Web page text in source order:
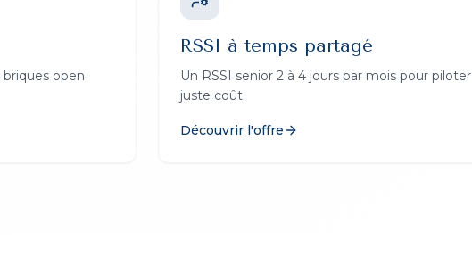
open
RSSI à temps partagé
Un RSSI senior 2 à 4 jours par mois pour
juste coût.
Découvrir l'offre